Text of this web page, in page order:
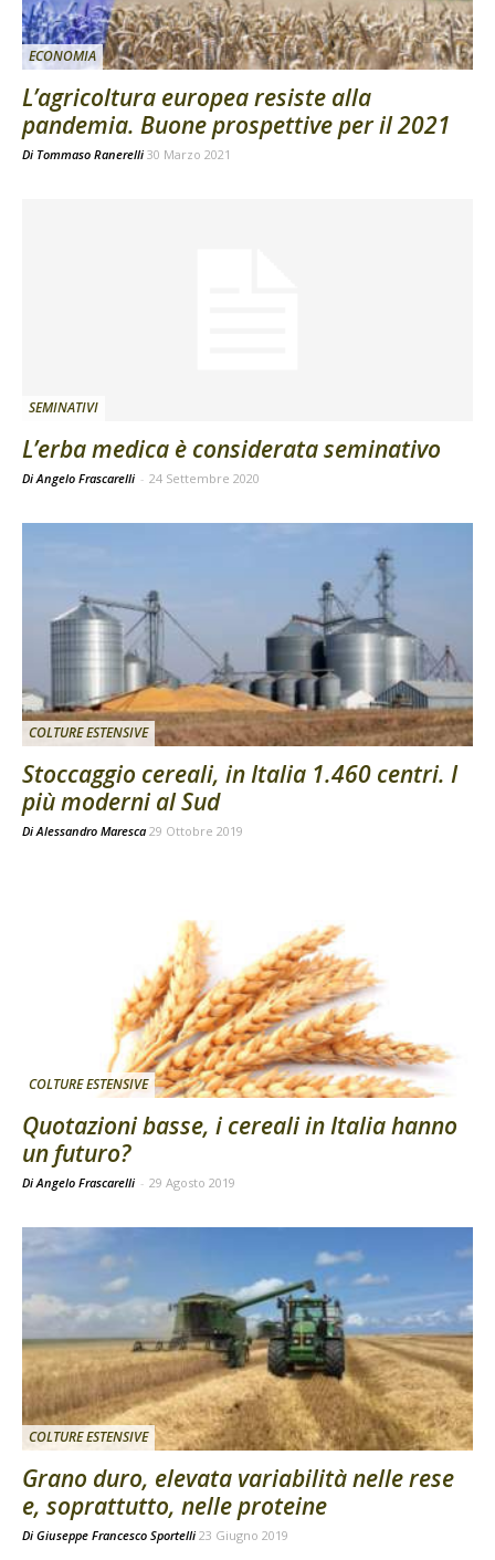
ECONOMIA
L’agricoltura europea resiste alla
pandemia. Buone prospettive per il 2021
Di Tommaso Ranerelli 30 Marzo 2021
SEMINATIVI
L’erba medica è considerata seminativo
Di Angelo Frascarelli - 24 Settembre 2020
COLTURE ESTENSIVE
Stoccaggio cereali, in Italia 1.460 centri. I
più moderni al Sud
Di Alessandro Maresca 29 Ottobre 2019
COLTURE ESTENSIVE
Quotazioni basse, i cereali in Italia hanno
un futuro?
Di Angelo Frascarelli - 29 Agosto 2019
COLTURE ESTENSIVE
Grano duro, elevata variabilità nelle rese
e, soprattutto, nelle proteine
Di Giuseppe Francesco Sportelli 23 Giugno 2019